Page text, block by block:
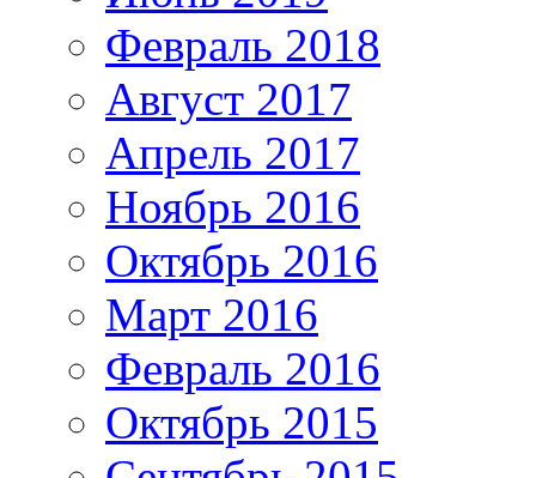
Февраль 2018
Август 2017
Апрель 2017
Ноябрь 2016
Октябрь 2016
Март 2016
Февраль 2016
Октябрь 2015